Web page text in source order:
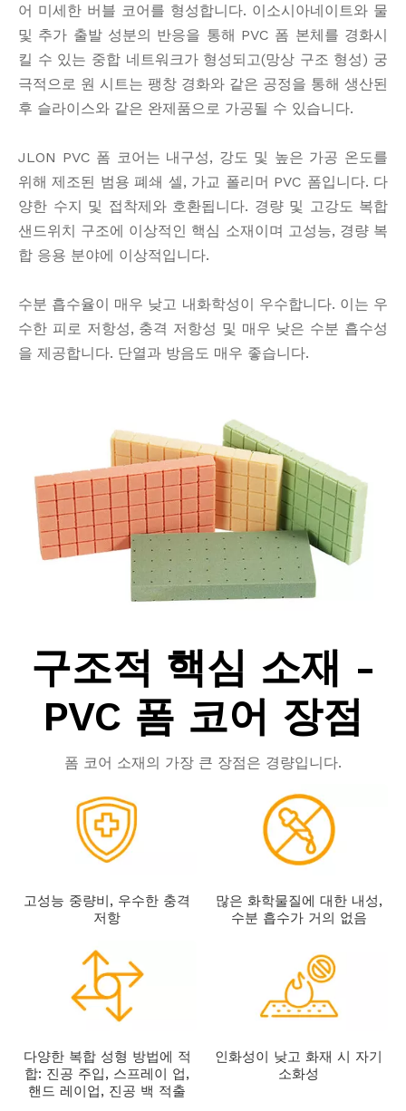
어 미세한 버블 코어를 형성합니다. 이소시아네이트와 물
및 추가 출발 성분의 반응을 통해 PVC 폼 본체를 경화시
킬 수 있는 중합 네트워크가 형성되고(망상 구조 형성) 궁
극적으로 원 시트는 팽창 경화와 같은 공정을 통해 생산된
후 슬라이스와 같은 완제품으로 가공될 수 있습니다.
JLON PVC 폼 코어는 내구성, 강도 및 높은 가공 온도를
위해 제조된 범용 폐쇄 셀, 가교 폴리머 PVC 폼입니다. 다
양한 수지 및 접착제와 호환됩니다. 경량 및 고강도 복합
샌드위치 구조에 이상적인 핵심 소재이며 고성능, 경량 복
합 응용 분야에 이상적입니다.
수분 흡수율이 매우 낮고 내화학성이 우수합니다. 이는 우
수한 피로 저항성, 충격 저항성 및 매우 낮은 수분 흡수성
을 제공합니다. 단열과 방음도 매우 좋습니다.
구조적 핵심 소재 -
PVC 폼 코어 장점
폼 코어 소재의 가장 큰 장점은 경량입니다.
고성능 중량비, 우수한 충격
저항
많은 화학물질에 대한 내성,
수분 흡수가 거의 없음
다양한 복합 성형 방법에 적
합: 진공 주입, 스프레이 업,
핸드 레이업, 진공 백 적출
인화성이 낮고 화재 시 자기
소화성